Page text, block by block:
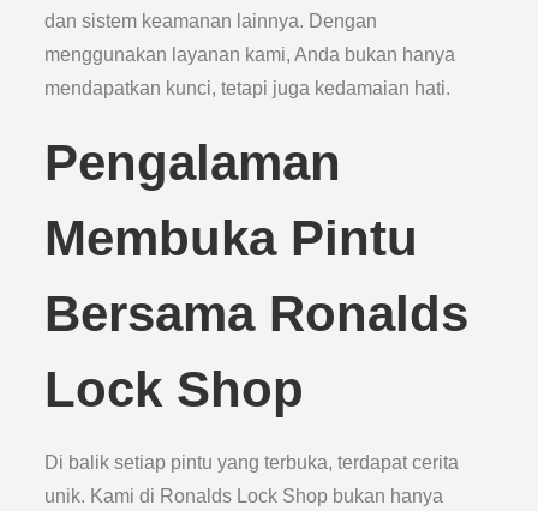
dan sistem keamanan lainnya. Dengan
menggunakan layanan kami, Anda bukan hanya
mendapatkan kunci, tetapi juga kedamaian hati.
Pengalaman
Membuka Pintu
Bersama Ronalds
Lock Shop
Di balik setiap pintu yang terbuka, terdapat cerita
unik. Kami di Ronalds Lock Shop bukan hanya